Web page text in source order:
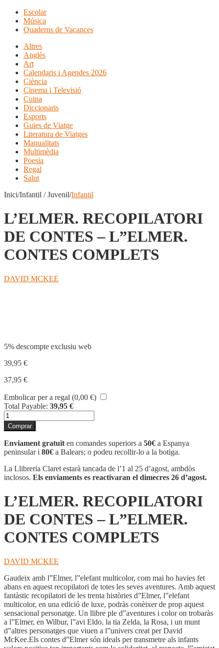
Escolar
Música
Quaderns de Vacances
Altres
Anglès
Art
Calendaris i Agendes 2026
Ciència
Cinema i Televisió
Cuina
Diccionaris
Esports
Guies de Viatge
Literatura de Viatges
Manualitats
Multimèdia
Poesia
Regal
Salut
Inici/Infantil / Juvenil/Infantil
L’ELMER. RECOPILATORI
DE CONTES – L”ELMER.
CONTES COMPLETS
DAVID MCKEE
5% descompte exclusiu web
39,95 €
37,95 €
Embolicar per a regal (0,00 €)
Total Payable: 39,95 €
quantitat
de
L'ELMER.
RECOPILATORI
DE
CONTES
-
L''ELMER.
Comprar
Enviament gratuït en comandes superiors a 50€ a Espanya
peninsular i 80€ a Balears; o podeu recollir-lo a la botiga.
La Llibreria Claret estarà tancada de l’1 al 25 d’agost, ambdòs
inclosos. Els enviaments es reactivaran el dimecres 26 d’agost.
L’ELMER. RECOPILATORI
DE CONTES – L”ELMER.
CONTES COMPLETS
DAVID MCKEE
Gaudeix amb l”Elmer, l”elefant multicolor, com mai ho havies fet
abans en aquest recopilatori de totes les seves aventures. Amb aquest
fantàstic recopilatori de les trenta històries d”Elmer, l”elefant
multicolor, en una edició de luxe, podràs conèixer de prop aquest
sensacional personatge. Un llibre ple d”aventures i color on trobaràs
a l”Elmer, en Wilbur, l”avi Eldo, la tia Zelda, la Rosa, i un munt
d”altres personatges que viuen a l”univers creat per David
McKee.Els contes d”Elmer són ideals per transmetre als infants